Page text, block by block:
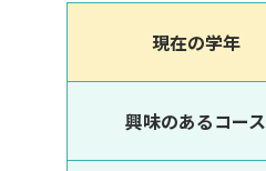
現在の学年
興味のあるコース